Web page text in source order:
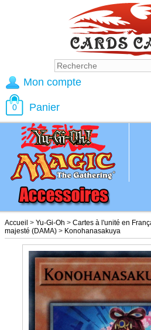
Accueil > Yu-Gi-Oh > Cartes à l'unité en
majesté (DAMA) > Konohanasakuya
Mon compte
0 Panier